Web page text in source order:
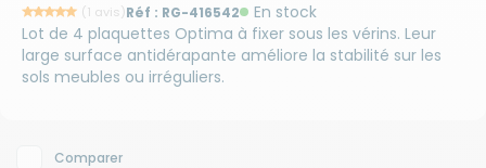
(1 avis)Réf : RG-416542
En stock
Lot de 4 plaquettes Optima à fixer sous les vérins. Leur
large surface antidérapante améliore la stabilité sur les
sols meubles ou irréguliers.
Comparer